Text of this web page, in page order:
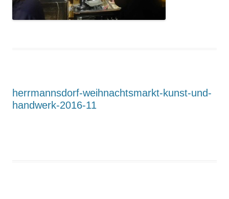
herrmannsdorf-weihnachtsmarkt-kunst-und-
handwerk-2016-11